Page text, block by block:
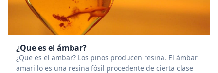
¿Que es el ámbar?
¿Que es el ambar? Los pinos producen resina. El ámbar
amarillo es una resina fósil procedente de cierta clase